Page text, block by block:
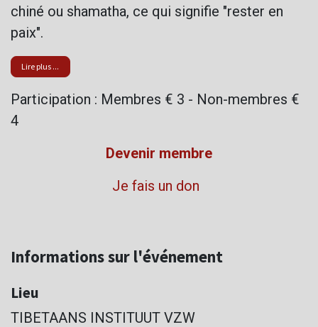
chiné ou shamatha, ce qui signifie "rester en
paix".
Lire plus ...
Participation : Membres € 3 - Non-membres €
4
Devenir membre
Je fais un don
Informations sur l'événement
Lieu
TIBETAANS INSTITUUT VZW